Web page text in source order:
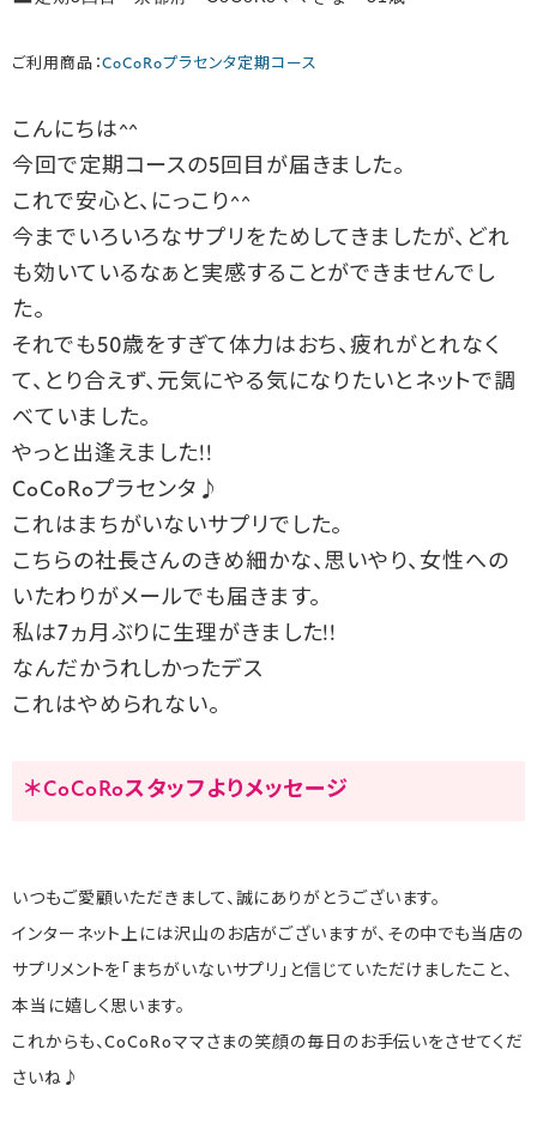
ご利用商品：CoCoRoプラセンタ定期コース
こんにちは^^
今回で定期コースの5回目が届きました。
これで安心と、にっこり^^
今までいろいろなサプリをためしてきましたが、どれ
も効いているなぁと実感することができませんでし
た。
それでも50歳をすぎて体力はおち、疲れがとれなく
て、とり合えず、元気にやる気になりたいとネットで調
べていました。
やっと出逢えました!!
CoCoRoプラセンタ♪
これはまちがいないサプリでした。
こちらの社長さんのきめ細かな、思いやり、女性への
いたわりがメールでも届きます。
私は7ヵ月ぶりに生理がきました!!
なんだかうれしかったデス
これはやめられない。
＊CoCoRoスタッフよりメッセージ
いつもご愛顧いただきまして、誠にありがとうございます。
インターネット上には沢山のお店がございますが、その中でも当店の
サプリメントを「まちがいないサプリ」と信じていただけましたこと、
本当に嬉しく思います。
これからも、CoCoRoママさまの笑顔の毎日のお手伝いをさせてくだ
さいね♪